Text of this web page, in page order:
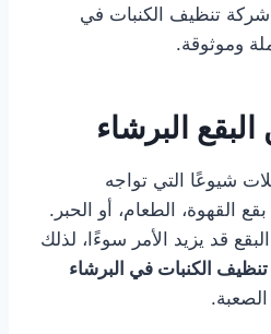
تنظيف الكنبات في
وموثوقة.
البرشاء
شيوعًا التي تواجه
القهوة، الطعام، أو الحبر.
قد يزيد الأمر سوءًا، لذلك
الكنبات في البرشاء